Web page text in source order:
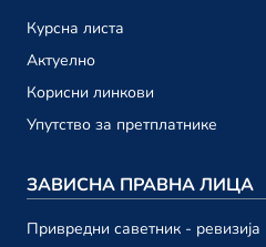
октобар 2023.
Привредни саветник ТВ 194
23. октобар
23. октобар
Привредни саветник ТВ 192
Курсна листа
Актуелно
Корисни линкови
Упутство за претплатнике
ЗАВИСНА ПРАВНА ЛИЦА
Привредни саветник - ревизија